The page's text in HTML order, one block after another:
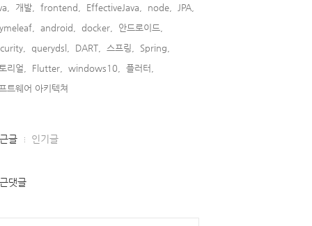
개발, frontend, EffectiveJava, node,
JPA,
android, docker,
안드로이드,
querydsl, DART, 스프링,
Spring,
리얼,
Flutter, windows10,
플러터,
트웨어 아키텍쳐,
글 인기글
댓글